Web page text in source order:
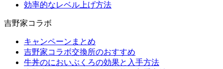
効率的なレベル上げ方法
吉野家コラボ
キャンペーンまとめ
吉野家コラボ交換所のおすすめ
牛丼のにおいぶくろの効果と入手方法